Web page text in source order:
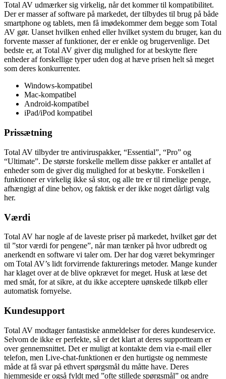
Total AV udmærker sig virkelig, når det kommer til kompatibilitet.
Der er masser af software på markedet, der tilbydes til brug på både
smartphone og tablets, men få imødekommer dem begge som Total
AV gør. Uanset hvilken enhed eller hvilket system du bruger, kan du
forvente masser af funktioner, der er enkle og brugervenlige. Det
bedste er, at Total AV giver dig mulighed for at beskytte flere
enheder af forskellige typer uden dog at hæve prisen helt så meget
som deres konkurrenter.
Windows-kompatibel
Mac-kompatibel
Android-kompatibel
iPad/iPod kompatibel
Prissætning
Total AV tilbyder tre antiviruspakker, “Essential”, “Pro” og
“Ultimate”. De største forskelle mellem disse pakker er antallet af
enheder som de giver dig mulighed for at beskytte. Forskellen i
funktioner er virkelig ikke så stor, og alle tre er til rimelige penge,
afhængigt af dine behov, og faktisk er der ikke noget dårligt valg
her.
Værdi
Total AV har nogle af de laveste priser på markedet, hvilket gør det
til ”stor værdi for pengene”, når man tænker på hvor udbredt og
anerkendt en software vi taler om. Der har dog været bekymringer
om Total AV’s lidt forvirrende fakturerings metoder. Mange kunder
har klaget over at de blive opkrævet for meget. Husk at læse det
med småt, for at sikre, at du ikke acceptere uønskede tilkøb eller
automatisk fornyelse.
Kundesupport
Total AV modtager fantastiske anmeldelser for deres kundeservice.
Selvom de ikke er perfekte, så er det klart at deres supportteam er
over gennemsnittet. Det er muligt at kontakte dem via e-mail eller
telefon, men Live-chat-funktionen er den hurtigste og nemmeste
måde at få svar på ethvert spørgsmål du måtte have. Deres
hjemmeside er også fyldt med ”ofte stillede spørgsmål” og andre